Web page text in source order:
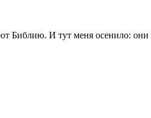
Библию. И тут меня осенило: они